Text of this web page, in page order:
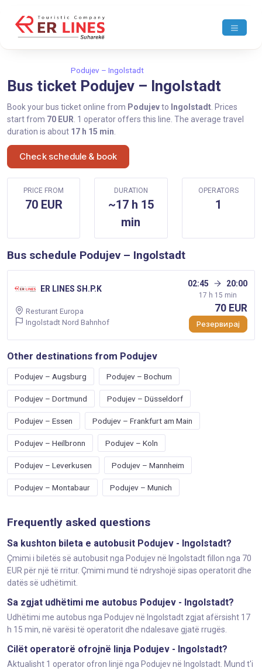
Podujev – Ingolstadt
Bus ticket Podujev – Ingolstadt
Book your bus ticket online from Podujevto Ingolstadt . Prices
start from 70 EUR . 1 operator offers this line. The average travel
duration is about 17 h 15 min
Check schedule & book
PRICE FROM
70 EUR
DURATION
~17 h 15
min
OPERATORS
1
Bus schedule Podujev – Ingolstadt
ER LINES SH.P.K
02:45 20:00
17 h 15 min
Resturant Europa
Ingolstadt Nord Bahnhof
70 EUR
Резервирај
Other destinations from Podujev
Podujev – Augsburg Podujev – Bochum
Podujev – Dortmund Podujev – Düsseldorf
Podujev – Essen Podujev – Frankfurt am Main
Podujev – Heilbronn Podujev – Koln
Podujev – Leverkusen Podujev – Mannheim
Podujev – Montabaur Podujev – Munich
Frequently asked questions
Sa kushton bileta e autobusit Podujev - Ingolstadt?
Çmimi i biletës së autobusit nga Podujev në Ingolstadt fillon nga 70
EUR për një të rritur. Çmimi mund të ndryshojë sipas operatorit dhe
datës së udhëtimit.
Sa zgjat udhëtimi me autobus Podujev - Ingolstadt?
Udhëtimi me autobus nga Podujev në Ingolstadt zgjat afërsisht 17
h 15 min, në varësi të operatorit dhe ndalesave gjatë rrugës.
Cilët operatorë ofrojnë linja Podujev - Ingolstadt?
Aktualisht 1 operator ofron linjë nga Podujev në Ingolstadt. Mund t'i